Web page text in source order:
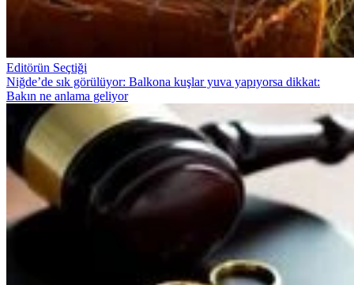
Editörün Seçtiği
Niğde’de sık görülüyor: Balkona kuşlar yuva yapıyorsa dikkat:
Bakın ne anlama geliyor